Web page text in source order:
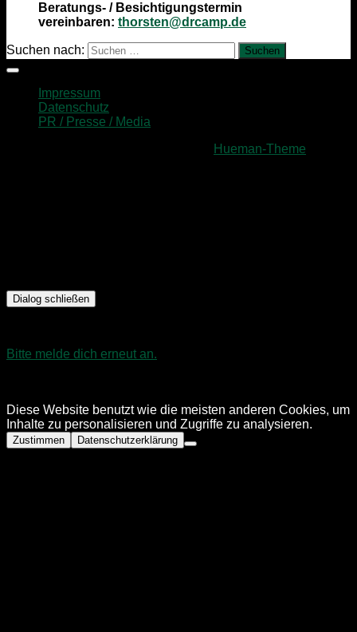
Beratungs- / Besichtigungstermin
vereinbaren: thorsten@drcamp.de
Suchen nach:
Impressum
Datenschutz
PR / Presse / Media
Hueman-Theme
Dialog schließen
Bitte melde dich erneut an.
Diese Website benutzt wie die meisten anderen Cookies, um
Inhalte zu personalisieren und Zugriffe zu analysieren.
Zustimmen Datenschutzerklärung